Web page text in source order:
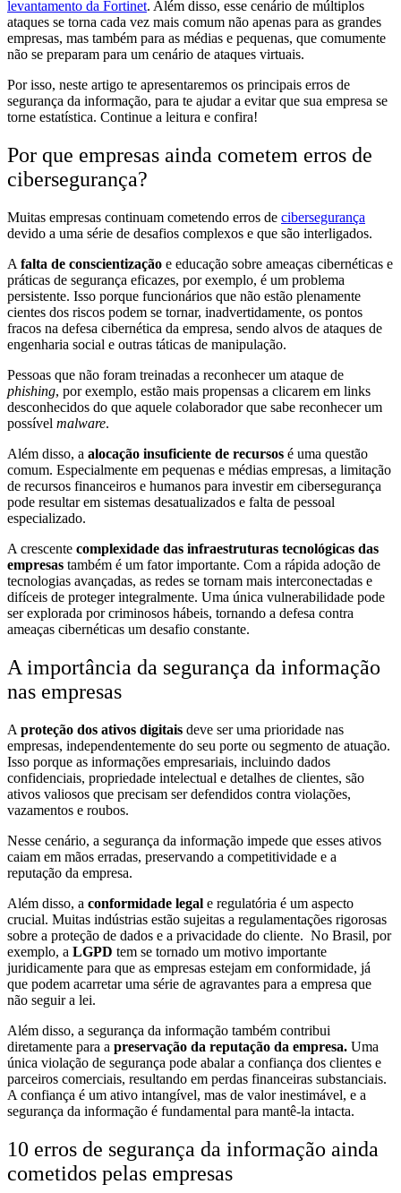
levantamento da Fortinet. Além disso, esse cenário de múltiplos
ataques se torna cada vez mais comum não apenas para as grandes
empresas, mas também para as médias e pequenas, que comumente
não se preparam para um cenário de ataques virtuais.
Por isso, neste artigo te apresentaremos os principais erros de
segurança da informação, para te ajudar a evitar que sua empresa se
torne estatística. Continue a leitura e confira!
Por que empresas ainda cometem erros de
cibersegurança?
Muitas empresas continuam cometendo erros de cibersegurança
devido a uma série de desafios complexos e que são interligados.
A falta de conscientização e educação sobre ameaças cibernéticas e
práticas de segurança eficazes, por exemplo, é um problema
persistente. Isso porque funcionários que não estão plenamente
cientes dos riscos podem se tornar, inadvertidamente, os pontos
fracos na defesa cibernética da empresa, sendo alvos de ataques de
engenharia social e outras táticas de manipulação.
Pessoas que não foram treinadas a reconhecer um ataque de
phishing, por exemplo, estão mais propensas a clicarem em links
desconhecidos do que aquele colaborador que sabe reconhecer um
possível malware.
Além disso, a alocação insuficiente de recursos é uma questão
comum. Especialmente em pequenas e médias empresas, a limitação
de recursos financeiros e humanos para investir em cibersegurança
pode resultar em sistemas desatualizados e falta de pessoal
especializado.
A crescente complexidade das infraestruturas tecnológicas das
empresas também é um fator importante. Com a rápida adoção de
tecnologias avançadas, as redes se tornam mais interconectadas e
difíceis de proteger integralmente. Uma única vulnerabilidade pode
ser explorada por criminosos hábeis, tornando a defesa contra
ameaças cibernéticas um desafio constante.
A importância da segurança da informação
nas empresas
A proteção dos ativos digitais deve ser uma prioridade nas
empresas, independentemente do seu porte ou segmento de atuação.
Isso porque as informações empresariais, incluindo dados
confidenciais, propriedade intelectual e detalhes de clientes, são
ativos valiosos que precisam ser defendidos contra violações,
vazamentos e roubos.
Nesse cenário, a segurança da informação impede que esses ativos
caiam em mãos erradas, preservando a competitividade e a
reputação da empresa.
Além disso, a conformidade legal e regulatória é um aspecto
crucial. Muitas indústrias estão sujeitas a regulamentações rigorosas
sobre a proteção de dados e a privacidade do cliente. No Brasil, por
exemplo, a LGPD tem se tornado um motivo importante
juridicamente para que as empresas estejam em conformidade, já
que podem acarretar uma série de agravantes para a empresa que
não seguir a lei.
Além disso, a segurança da informação também contribui
diretamente para a preservação da reputação da empresa. Uma
única violação de segurança pode abalar a confiança dos clientes e
parceiros comerciais, resultando em perdas financeiras substanciais.
A confiança é um ativo intangível, mas de valor inestimável, e a
segurança da informação é fundamental para mantê-la intacta.
10 erros de segurança da informação ainda
cometidos pelas empresas